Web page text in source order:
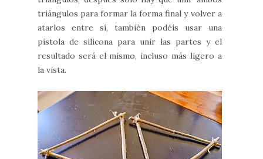
triángulos para formar la forma final y volver a
atarlos entre sí, también podéis usar una
pistola de silicona para unir las partes y el
resultado será el mismo, incluso más ligero a
la vista.